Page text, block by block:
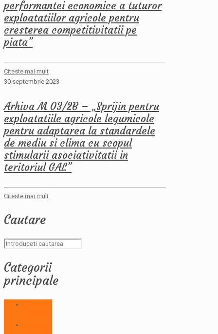
performantei economice a tuturor
exploatatiilor agricole pentru
cresterea competitivitatii pe
piata”
Citeste mai mult
30 septembrie 2023
Arhiva M 03/2B – „Sprijin pentru
exploatatiile agricole legumicole
pentru adaptarea la standardele
de mediu si clima cu scopul
stimularii asociativitatii in
teritoriul GAL”
Citeste mai mult
Cautare
Categorii
principale